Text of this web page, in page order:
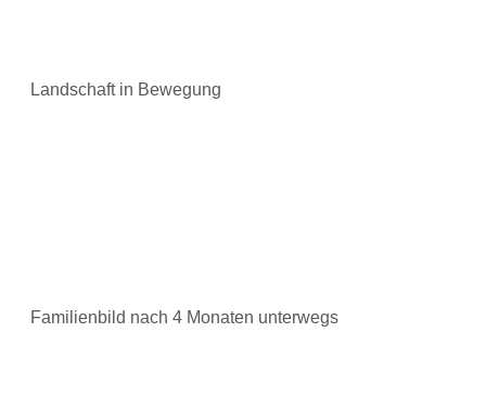
Landschaft in Bewegung
Familienbild nach 4 Monaten unterwegs